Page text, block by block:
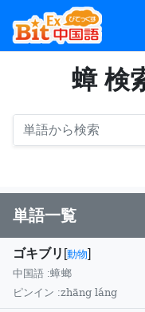
蟑 検
単語一覧
ゴキブリ [動物]
中国語 :蟑螂
ピンイン :zhāng láng